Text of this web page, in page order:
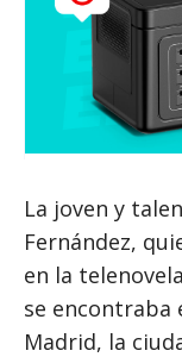
La joven y
Fernández,
en la
se encontraba
Madrid, la